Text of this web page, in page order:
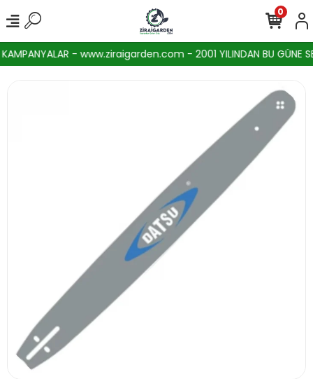
- www.ziraigarden.com - 2001 YILINDAN BU GÜNE
0